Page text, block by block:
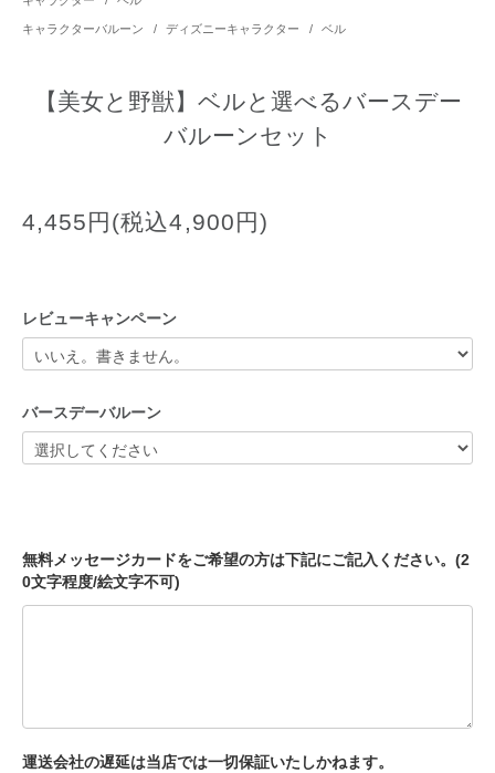
キャラクターバルーン / ディズニーキャラクター / ベル
【美女と野獣】ベルと選べるバースデー
バルーンセット
4,455円(税込4,900円)
レビューキャンペーン
バースデーバルーン
無料メッセージカードをご希望の方は下記にご記入ください。(2
0文字程度/絵文字不可)
運送会社の遅延は当店では一切保証いたしかねます。